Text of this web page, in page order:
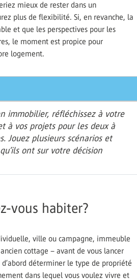
mieux de rester dans un
plus de flexibilité. Si, en revanche, la
et que les perspectives pour les
le moment est propice pour
logement.
immobilier, réfléchissez à votre
à vos projets pour les deux à
Jouez plusieurs scénarios et
ont sur votre décision
vous habiter?
ville ou campagne, immeuble
cottage – avant de vous lancer
déterminer le type de propriété
dans lequel vous voulez vivre et